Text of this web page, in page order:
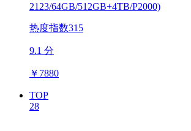
2123/64GB/512GB+4TB/P2000)
热度指数315
9.1 分
￥ 7880
TOP
28